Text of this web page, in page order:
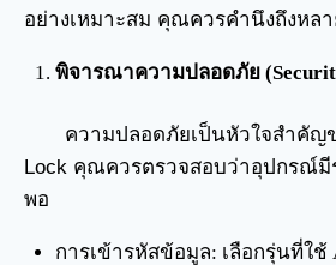
อย่างเหมาะสม คุณควรคำนึงถึงหล
พิจารณาความปลอดภัย
ความปลอดภัยเป็นหัวใจสำคัญ
Lock คุณควรตรวจสอบว่าอุปกรณ์มี
พอ
การเข้ารหัสข้อมูล: เลือกรุ่นที่ใช้